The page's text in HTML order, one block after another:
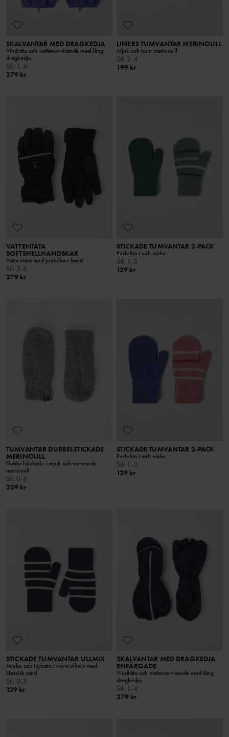
SKALVANTAR MED DRAGKEDJA
Vindtäta och vattenavvisande med lång
dragkedja
Stl: 1-4
279 kr
LINERS TUMVANTAR MERINOULL
Mjuk och tunn merinoull
Stl: 2-4
199 kr
VATTENTÄTA
SOFTSHELLHANDSKAR
Vattentäta med justerbart band
Stl : 3-6
279 kr
STICKADE TUMVANTAR 2-PACK
Perfekta i milt väder
Stl : 1-3
129 kr
TUMVANTAR DUBBELSTICKADE
MERINOULL
Dubbelstickade i mjuk och värmande
merinoull
Stl: 0-6
229 kr
STICKADE TUMVANTAR 2-PACK
Perfekta i milt väder
Stl: 1-3
129 kr
STICKADE TUMVANTAR ULLMIX
Mjuka och töjbara i varm ullmix med
klassisk rand
Stl: 0-3
129 kr
SKALVANTAR MED DRAGKEDJA
ENFÄRGADE
Vindtäta och vattenavvisande med lång
dragkedja
Stl: 1-4
279 kr